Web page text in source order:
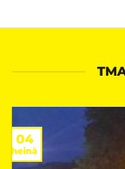
04
heinä